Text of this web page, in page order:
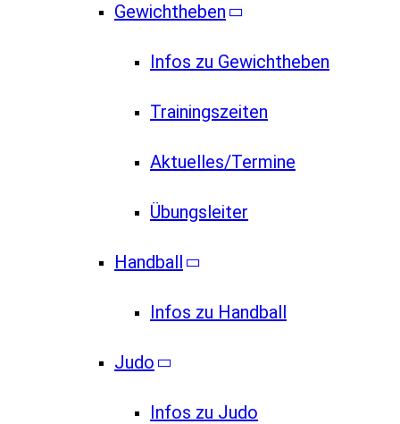
Gewichtheben
Infos zu Gewichtheben
Trainingszeiten
Aktuelles/Termine
Übungsleiter
Handball
Infos zu Handball
Judo
Infos zu Judo